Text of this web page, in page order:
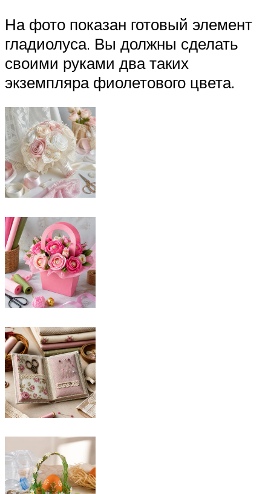
На фото показан готовый элемент
гладиолуса. Вы должны сделать
своими руками два таких
экземпляра фиолетового цвета.